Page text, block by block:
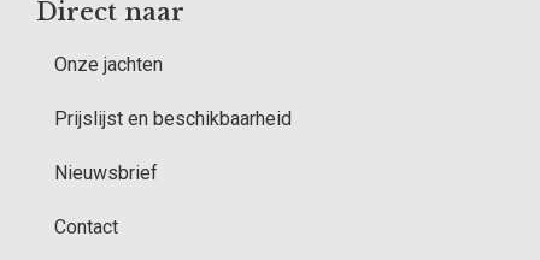
Direct naar
Onze jachten
Prijslijst en beschikbaarheid
Nieuwsbrief
Contact